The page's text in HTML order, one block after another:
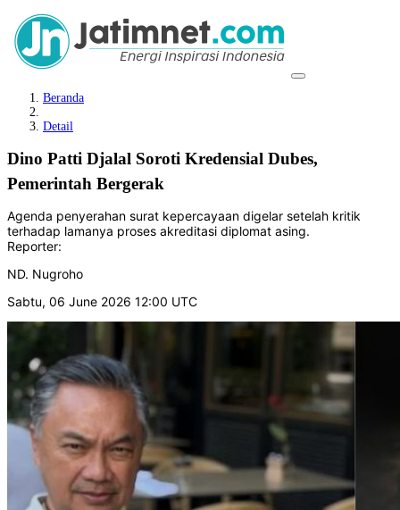
Beranda
Detail
Dino Patti Djalal Soroti Kredensial Dubes,
Pemerintah Bergerak
Agenda penyerahan surat kepercayaan digelar setelah kritik
terhadap lamanya proses akreditasi diplomat asing.
Reporter:
ND. Nugroho
Sabtu, 06 June 2026 12:00 UTC